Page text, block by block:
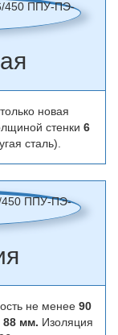
новая
стенки 6
сталь).
не менее 90
88 мм. Изоляция